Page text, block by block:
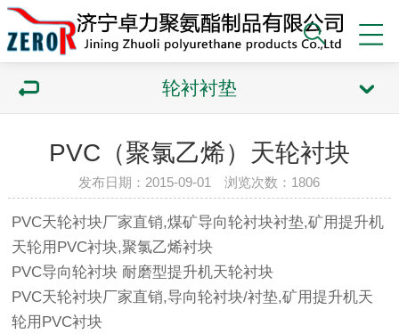
轮衬衬垫
PVC（聚氯乙烯）天轮衬块
发布日期：2015-09-01 浏览次数：1806
PVC天轮衬块厂家直销,煤矿导向轮衬块衬垫,矿用提升机
天轮用PVC衬块,聚氯乙烯衬块
PVC导向轮衬块 耐磨型提升机天轮衬块
PVC天轮衬块厂家直销,导向轮衬块/衬垫,矿用提升机天
轮用PVC衬块